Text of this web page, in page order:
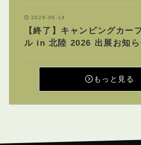
2026-06-14
【終了】キャンピングカー
ル in 北陸 2026 出展お知
もっと見る